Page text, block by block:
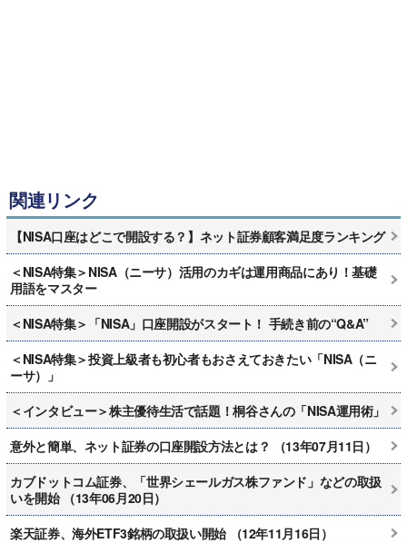
関連リンク
【NISA口座はどこで開設する？】ネット証券顧客満足度ランキング
＜NISA特集＞NISA（ニーサ）活用のカギは運用商品にあり！基礎
用語をマスター
＜NISA特集＞「NISA」口座開設がスタート！ 手続き前の“Q&A”
＜NISA特集＞投資上級者も初心者もおさえておきたい「NISA（ニ
ーサ）」
＜インタビュー＞株主優待生活で話題！桐谷さんの「NISA運用術」
意外と簡単、ネット証券の口座開設方法とは？ （13年07月11日）
カブドットコム証券、「世界シェールガス株ファンド」などの取扱
いを開始 （13年06月20日）
楽天証券、海外ETF3銘柄の取扱い開始 （12年11月16日）